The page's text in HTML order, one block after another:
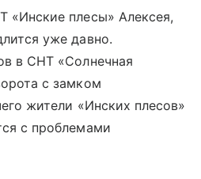
«Инские плесы» Алексея,
уже давно.
в СНТ «Солнечная
с замком
жители «Инских плесов»
с проблемами